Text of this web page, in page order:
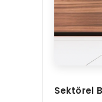
Sektörel B